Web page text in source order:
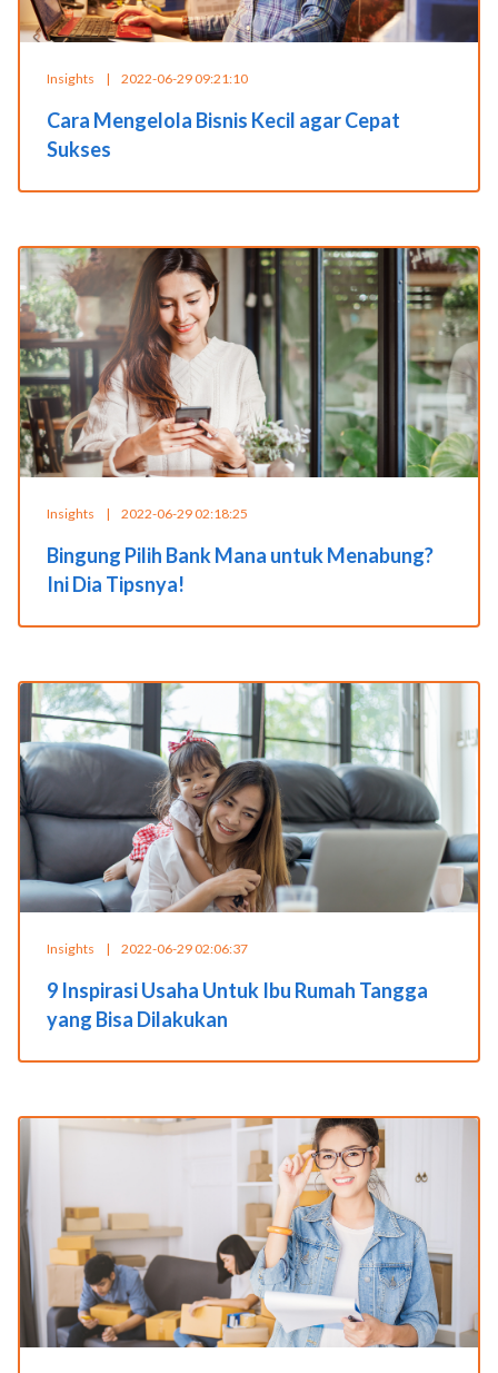
Insights | 2022-06-29 09:21:10
Cara Mengelola Bisnis Kecil agar Cepat
Sukses
Insights | 2022-06-29 02:18:25
Bingung Pilih Bank Mana untuk Menabung?
Ini Dia Tipsnya!
Insights | 2022-06-29 02:06:37
9 Inspirasi Usaha Untuk Ibu Rumah Tangga
yang Bisa Dilakukan